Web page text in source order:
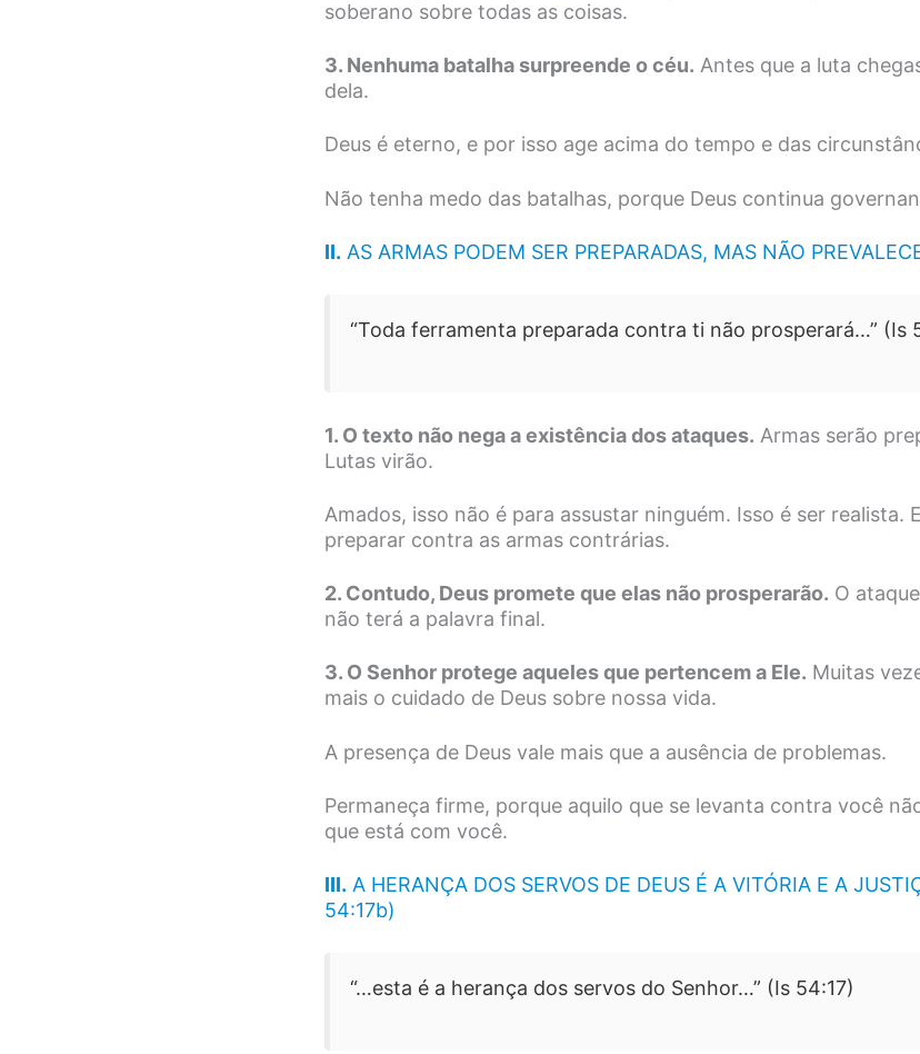
soberano sobre todas as coisas.
3. Nenhuma batalha surpreende o céu. Antes que a luta
dela.
Deus é eterno, e por isso age acima do tempo e das
Não tenha medo das batalhas, porque Deus continua
II. AS ARMAS PODEM SER PREPARADAS, MAS NÃO
“Toda ferramenta preparada contra ti não prosperará…” (Is
1. O texto não nega a existência dos ataques. Armas serão
Lutas virão.
Amados, isso não é para assustar ninguém. Isso é ser realista.
preparar contra as armas contrárias.
2. Contudo, Deus promete que elas não prosperarão. O
não terá a palavra final.
3. O Senhor protege aqueles que pertencem a Ele. Muitas
mais o cuidado de Deus sobre nossa vida.
A presença de Deus vale mais que a ausência de problemas.
Permaneça firme, porque aquilo que se levanta contra você
que está com você.
III. A HERANÇA DOS SERVOS DE DEUS É A VITÓRIA E A
54:17b)
“…esta é a herança dos servos do Senhor…” (Is 54:17)